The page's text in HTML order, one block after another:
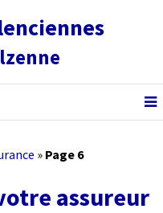
» Page 6
assureur